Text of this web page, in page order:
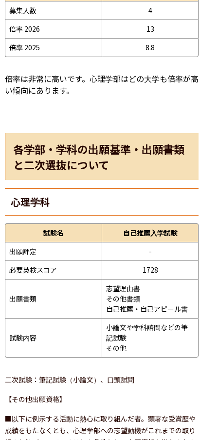
募集人数
4
倍率 2026
13
倍率 2025
8.8
倍率は非常に高いです。心理学部はどの大学も倍率が高
い傾向にあります。
各学部・学科の出願基準・出願書類
と二次選抜について
心理学科
試験名
自己推薦入学試験
出願評定
-
必要英検スコア
1728
出願書類
志望理由書
その他書類
自己推薦・自己アピール書
試験内容
小論文や学科諮問などの筆
記試験
その他
二次試験：筆記試験（小論文）、口頭試問
【その他出願資格】
■以下に例示する活動に熱心に取り組んだ者。顕著な受賞歴や
成績をもたなくとも、心理学部への志望動機がこれまでの取り